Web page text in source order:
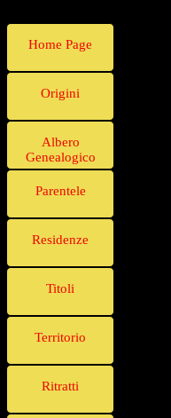
Home Page
Origini
Albero
Genealogico
Parentele
Residenze
Titoli
Territorio
Ritratti